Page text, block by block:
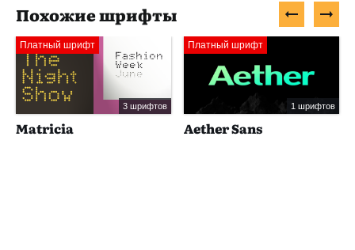
Похожие шрифты
Платный шрифт
3 шрифтов
Matricia
Платный шрифт
1 шрифтов
Aether Sans